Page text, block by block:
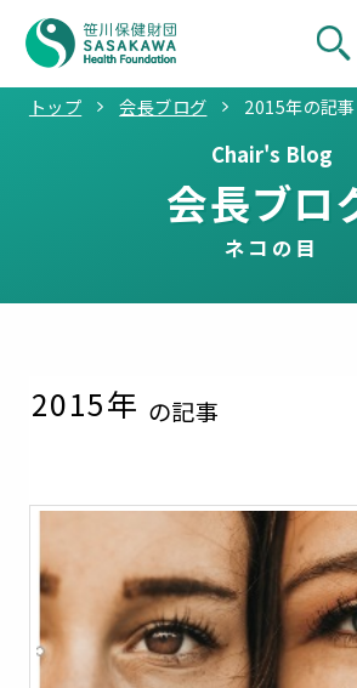
トップ 会長ブログ 2015年の記事
Chair's Blog
会長ブロ
ネコの目
2015年 の記事